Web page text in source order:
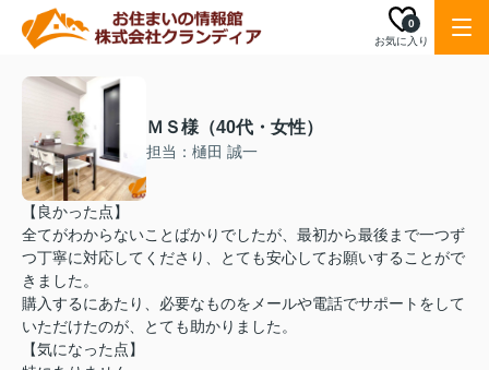
お気に入り
0
ＭＳ様（40代・女性）
担当：樋田 誠一
【良かった点】
全てがわからないことばかりでしたが、最初から最後まで一つず
つ丁寧に対応してくださり、とても安心してお願いすることがで
きました。
購入するにあたり、必要なものをメールや電話でサポートをして
いただけたのが、とても助かりました。
【気になった点】